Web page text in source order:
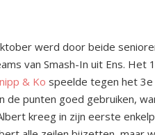
werd door beide
van Smash-In uit Ens. Het
& Ko speelde tegen het 3e
de punten goed gebruiken,
kreeg in zijn eerste